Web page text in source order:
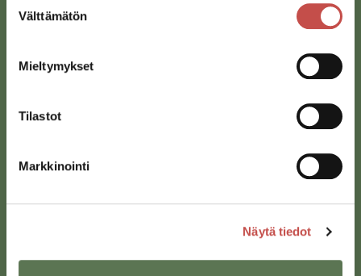
valinta
Välttämätön
Mieltymykset
Tilastot
Markkinointi
Näytä tiedot
43100 Saarijärvi
kirjaamo@saarijarvi.fi